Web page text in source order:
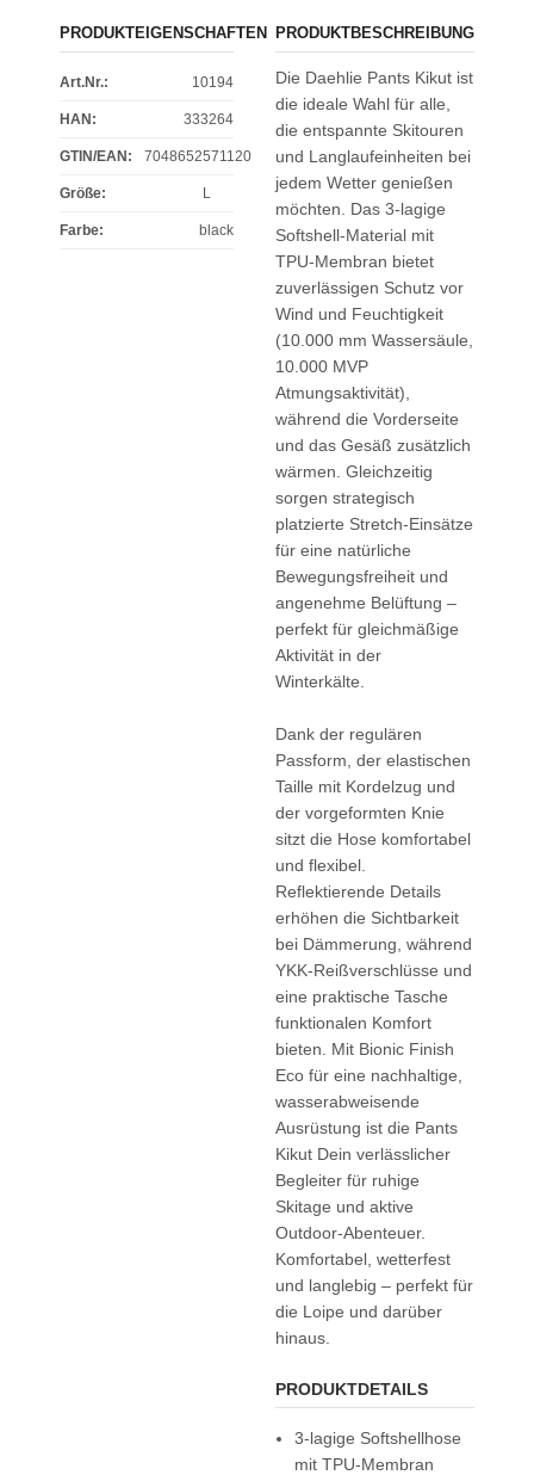
PRODUKTEIGENSCHAFTEN
Art.Nr.: 10194
HAN: 333264
GTIN/EAN: 7048652571120
Größe: L
Farbe: black
PRODUKTBESCHREIBUNG
Die Daehlie Pants Kikut ist
die ideale Wahl für alle,
die entspannte Skitouren
und Langlaufeinheiten bei
jedem Wetter genießen
möchten. Das 3-lagige
Softshell-Material mit
TPU-Membran bietet
zuverlässigen Schutz vor
Wind und Feuchtigkeit
(10.000 mm Wassersäule,
10.000 MVP
Atmungsaktivität),
während die Vorderseite
und das Gesäß zusätzlich
wärmen. Gleichzeitig
sorgen strategisch
platzierte Stretch-Einsätze
für eine natürliche
Bewegungsfreiheit und
angenehme Belüftung –
perfekt für gleichmäßige
Aktivität in der
Winterkälte.
Dank der regulären
Passform, der elastischen
Taille mit Kordelzug und
der vorgeformten Knie
sitzt die Hose komfortabel
und flexibel.
Reflektierende Details
erhöhen die Sichtbarkeit
bei Dämmerung, während
YKK-Reißverschlüsse und
eine praktische Tasche
funktionalen Komfort
bieten. Mit Bionic Finish
Eco für eine nachhaltige,
wasserabweisende
Ausrüstung ist die Pants
Kikut Dein verlässlicher
Begleiter für ruhige
Skitage und aktive
Outdoor-Abenteuer.
Komfortabel, wetterfest
und langlebig – perfekt für
die Loipe und darüber
hinaus.
PRODUKTDETAILS
3-lagige Softshellhose
mit TPU-Membran